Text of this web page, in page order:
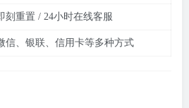
刻重置 / 24小时在线客服
信、银联、信用卡等多种方式